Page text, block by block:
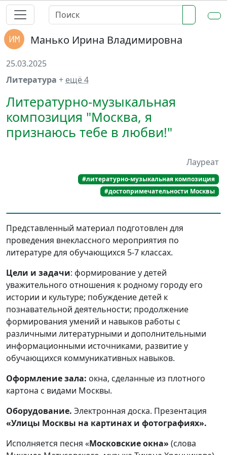
Манько Ирина Владимировна
25.03.2025
Литература + ещё 4
Литературно-музыкальная
композиция "Москва, я
признаюсь тебе в любви!"
Лауреат
#литературно-музыкальная композиция
#достопримечательности Москвы
Представленный материал подготовлен для
проведения внеклассного мероприятия по
литературе для обучающихся 5-7 классах.
Цели и задачи: формирование у детей
уважительного отношения к родному городу его
истории и культуре; побуждение детей к
познавательной деятельности; продолжение
формирования умений и навыков работы с
различными литературными и дополнительными
информационными источниками, развитие у
обучающихся коммуникативных навыков.
Оформление зала: окна, сделанные из плотного
картона с видами Москвы.
Оборудование. Электронная доска. Презентация
«Улицы Москвы на картинах и фотографиях».
Исполняется песня «Московские окна» (слова